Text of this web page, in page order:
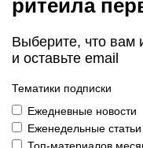
ритейла
Выберите, что вам
и оставьте email
Тематики подписки
Ежедневные новости
Еженедельные статьи
Топ-материалов